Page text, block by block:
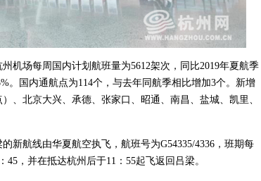
机场每周国内计划航班量为5612架次，同比2019年夏航季
。国内通航点为114个，与去年同航季相比增加3个。新增
、北京大兴、承德、张家口、昭通、南昌、盐城、凯里、
新航线由华夏航空执飞，航班号为G54335/4336，班期每
45，并在抵达杭州后于11：55起飞返回吕梁。